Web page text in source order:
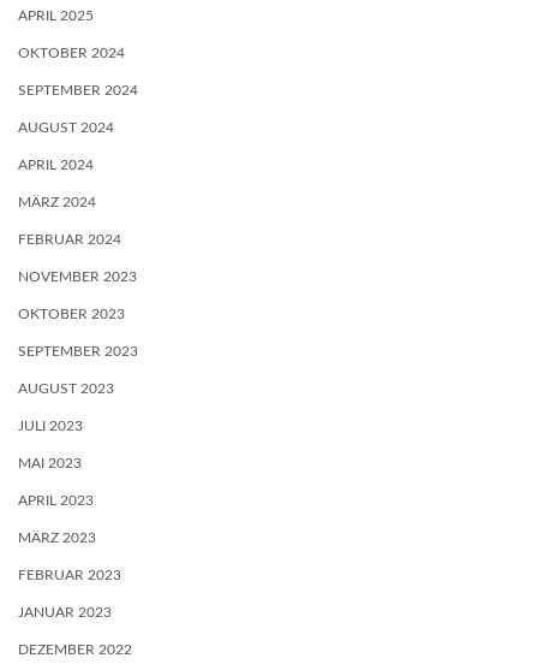
APRIL 2025
OKTOBER 2024
SEPTEMBER 2024
AUGUST 2024
APRIL 2024
MÄRZ 2024
FEBRUAR 2024
NOVEMBER 2023
OKTOBER 2023
SEPTEMBER 2023
AUGUST 2023
JULI 2023
MAI 2023
APRIL 2023
MÄRZ 2023
FEBRUAR 2023
JANUAR 2023
DEZEMBER 2022